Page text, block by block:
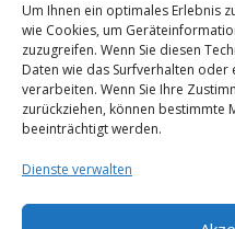
Um Ihnen ein optimales Erlebnis
wie Cookies, um
zuzugreifen. Wenn Sie diesen
Daten wie das Surfverhalten
verarbeiten. Wenn Sie Ihre
zurückziehen, können bestimmte
beeinträchtigt werden.
Dienste verwalten
Informationen.